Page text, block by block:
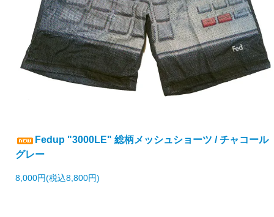
Fedup "3000LE" 総柄メッシュショーツ / チャコール
グレー
8,000円(税込8,800円)